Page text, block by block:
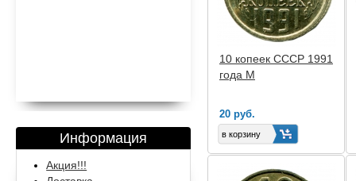
Информация
Акция!!!
10 копеек СССР 1991
года М
20 руб.